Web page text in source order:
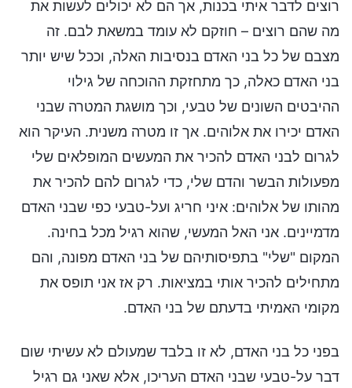
רוצים לדבר איתי בכנות, אך הם לא יכולים לעשות את
מה שהם רוצים – חוזקם לא עומד במשאת לבם. זה
מצבם של כל בני האדם בנסיבות האלה, וככל שיש יותר
בני האדם כאלה, כך מתחזקת ההוכחה של גילוי
ההיבטים השונים של טבעי, וכך מושגת המטרה שבני
האדם יכירו את אלוהים. אך זו מטרה משנית. העיקר הוא
לגרום לבני האדם להכיר את המעשים המופלאים שלי
מפעולות הבשר והדם שלי, כדי לגרום להם להכיר את
מהותו של אלוהים: איני חריג ועל-טבעי כפי שבני האדם
מדמיינים. אני האל המעשי, שהוא רגיל מכל בחינה.
המקום "שלי" בתפיסותיהם של בני האדם מפונה, והם
מתחילים להכיר אותי במציאות. רק אז אני תופס את
מקומי האמיתי בדעתם של בני האדם.
בפני כל בני האדם, לא זו בלבד שמעולם לא עשיתי שום
דבר על-טבעי שבני האדם העריכו, אלא שאני גם רגיל